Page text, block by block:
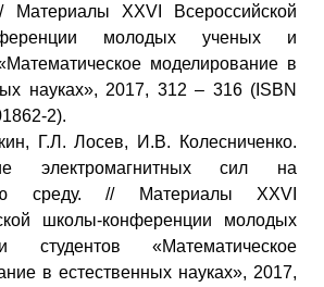
Материалы XXVI Всероссийской
молодых ученых и
моделирование в
науках», 2017, 312 – 316 (ISBN
2).
Г.Л. Лосев, И.В. Колесниченко.
электромагнитных сил на
среду. // Материалы XXVI
школы-конференции молодых
«Математическое
в естественных науках», 2017,